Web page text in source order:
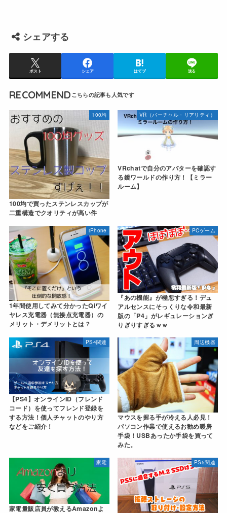
シェアする
ポスト シェア はてブ 送る
RECOMMEND
100均
100均で買ったステンレスカップが
二重構造でクオリティが高い件
VR（バーチャル・リアリティ）
VRchatで自分のアバターを確認す
る鏡ワールドの作り方！【ミラー
ルーム】
iPhone
1年間使用してみて分かったQiワイ
ヤレス充電器（無接点充電器）の
メリット・デメリットとは？
PCゲーム
『あの機能』が極悪すぎる！デュ
アルセンスにそっくりな令和最新
版の「P4」がレギュレーションぎ
りぎりすぎるｗｗ
PS4関連
【PS4】オンラインID（フレンド
コード）を使ってフレンド登録を
する方法！個人チャットのやり方
などをご紹介！
周辺機器
マウスを握る手が冷える人必見！
パソコン作業で使えるお勧め暖房
手袋！USBあったか手袋を買って
みた。
家電
家電量販店員が教えるAmazonよ
PS5関連